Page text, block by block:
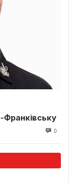
Франківську
0